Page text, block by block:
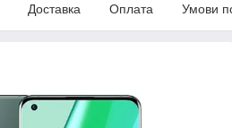
Доставка Оплата Умови